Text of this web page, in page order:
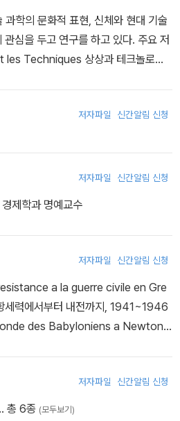
욕전에 도움이 됐을 뿐 아니라 반(反)
고 규탄했다. 망투는 이를 ‘(독일에 대
비난했는데, 이들은 아돌프 히틀러가
사유 조약의 개정을 위한 캠페인을 펼
말로 베르사유 조약 그리고 독일에 대
스파이’라는 의혹은 빠른 속도로 번
를 불안에 빠뜨리기 위해, 독일 군대
닌이 쉽게 귀국할 수 있었다’는 소문
대규모 공격이 엄청난 참사로 끝난 시
르몰렌코는 볼셰비키의 자금과 지시사
다고 단언하면서도, 레닌이 독일의 자
험과 호사를 오가며 사는 많은 스파이
사용한 것일까?” - 알렉상드르 쉼프
과학의 문화적 표현, 신체와 현대 기술
심을 두고 연구를 하고 있다. 주요 저
Techniques 상상과 테크놀로지』
저자파일 신간알림 신청
저자파일 신간알림 신청
제학과 명예교수
저자파일 신간알림 신청
resistance a la guerre civile en Gre
력에서부터 내전까지, 1941~1946
des Babyloniens a Newton
저자파일 신간알림 신청
총 6종 (모두보기)